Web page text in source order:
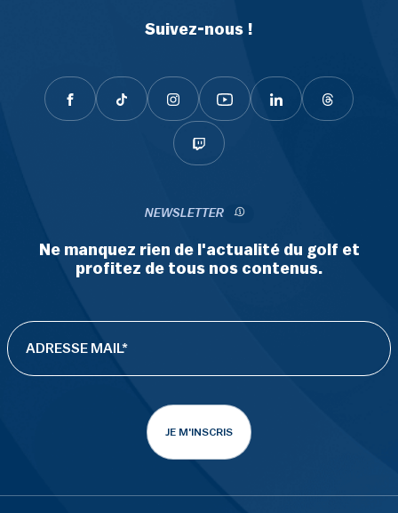
Suivez-nous !
NEWSLETTER
Ne manquez rien de l'actualité du golf et
profitez de tous nos contenus.
JE M'INSCRIS